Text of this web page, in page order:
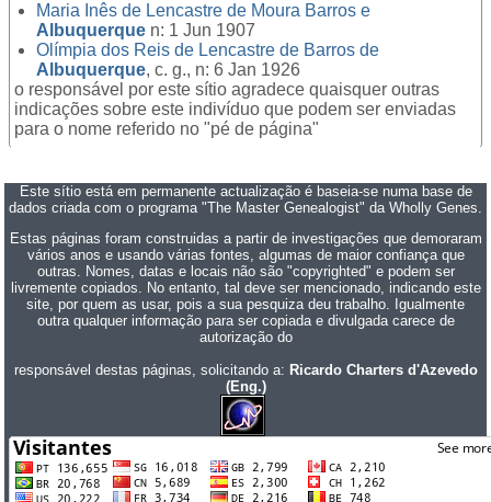
Maria Inês de Lencastre de Moura Barros e
Albuquerque n: 1 Jun 1907
Olímpia dos Reis de Lencastre de Barros de
Albuquerque, c. g., n: 6 Jan 1926
o responsável por este sítio agradece quaisquer outras
indicações sobre este indivíduo que podem ser enviadas
para o nome referido no "pé de página"
Este sítio está em permanente actualização é baseia-se numa base de
dados criada com o programa "The Master Genealogist" da Wholly Genes.
Estas páginas foram construidas a partir de investigações que demoraram
vários anos e usando várias fontes, algumas de maior confiança que
outras. Nomes, datas e locais não são "copyrighted" e podem ser
livremente copiados. No entanto, tal deve ser mencionado, indicando este
site, por quem as usar, pois a sua pesquiza deu trabalho. Igualmente
outra qualquer informação para ser copiada e divulgada carece de
autorização do
responsável destas páginas, solicitando a: Ricardo Charters d'Azevedo
(Eng.)